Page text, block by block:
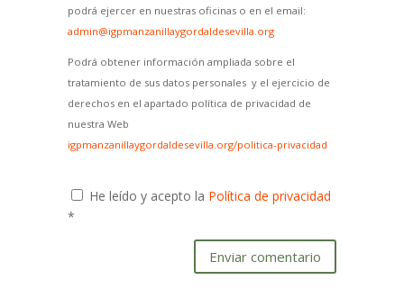
podrá ejercer en nuestras oficinas o en el email:
admin@igpmanzanillaygordaldesevilla.org
Podrá obtener información ampliada sobre el
tratamiento de sus datos personales y el ejercicio de
derechos en el apartado política de privacidad de
nuestra Web
igpmanzanillaygordaldesevilla.org/politica-privacidad
He leído y acepto la Política de privacidad
*
Enviar comentario